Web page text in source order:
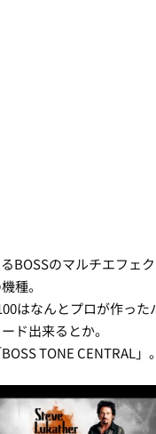
BOSSのマルチエフェ
種。
はなんとプロが作った
ド出来るとか。
TONE CENTRAL」。